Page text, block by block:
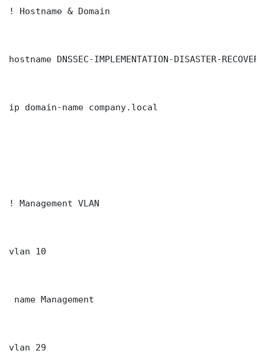
! Hostname & Domain
hostname DNSSEC-IMPLEMENTATION-DISASTER-
ip domain-name company.local
! Management VLAN
vlan 10
name Management
vlan 29